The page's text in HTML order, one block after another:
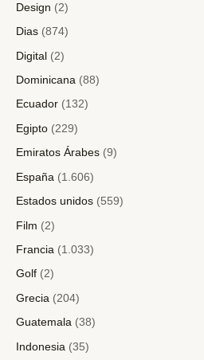
Design (2)
Dias (874)
Digital (2)
Dominicana (88)
Ecuador (132)
Egipto (229)
Emiratos Árabes (9)
España (1.606)
Estados unidos (559)
Film (2)
Francia (1.033)
Golf (2)
Grecia (204)
Guatemala (38)
Indonesia (35)